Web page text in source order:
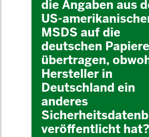
die Angaben aus
US-
MSDS auf die
deutschen Papiere
übertragen,
Hersteller in
Deutschland ein
anderes
veröffentlicht hat?